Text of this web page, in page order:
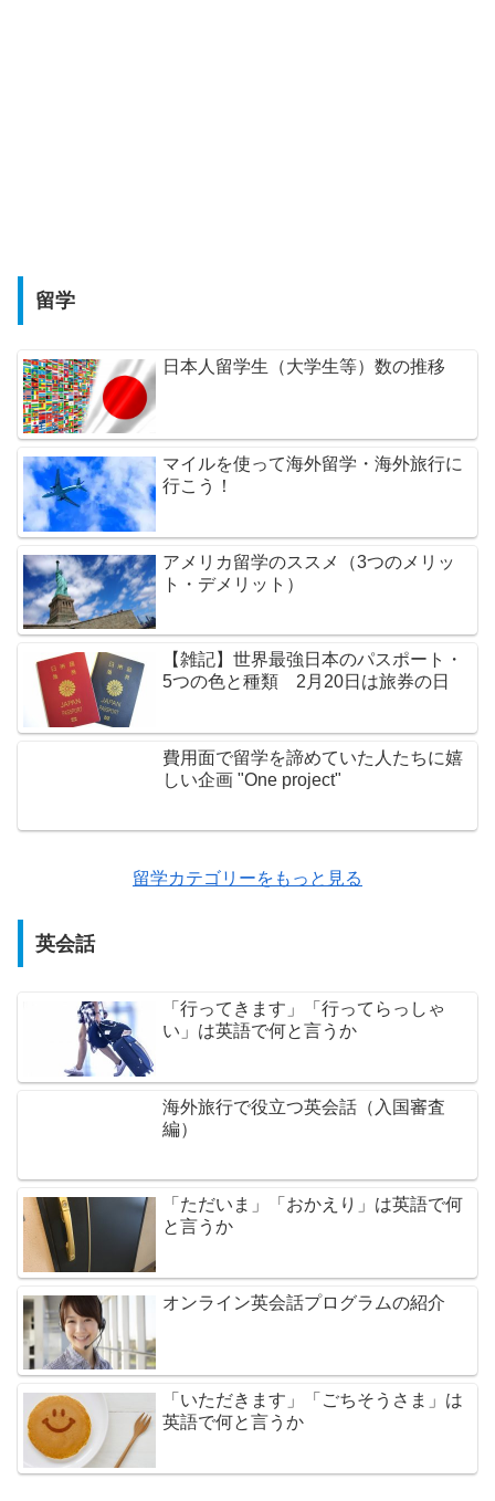
留学
日本人留学生（大学生等）数の推移
マイルを使って海外留学・海外旅行に
行こう！
アメリカ留学のススメ（3つのメリッ
ト・デメリット）
【雑記】世界最強日本のパスポート・
5つの色と種類 2月20日は旅券の日
費用面で留学を諦めていた人たちに嬉
しい企画 "One project"
留学カテゴリーをもっと見る
英会話
「行ってきます」「行ってらっしゃ
い」は英語で何と言うか
海外旅行で役立つ英会話（入国審査
編）
「ただいま」「おかえり」は英語で何
と言うか
オンライン英会話プログラムの紹介
「いただきます」「ごちそうさま」は
英語で何と言うか